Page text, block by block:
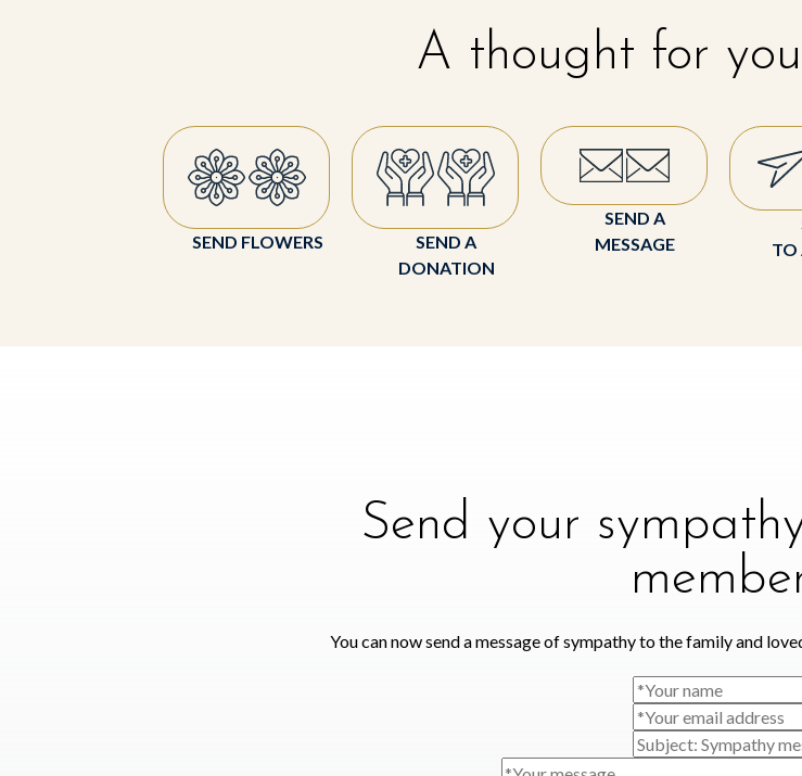
A thought for
SEND FLOWERS
SEND A
DONATION
SEND A
MESSAGE
TO
Send your
You can now send a message of sympathy to the family and